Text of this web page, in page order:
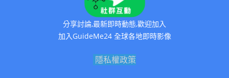
分享討論,最新即時動態,歡迎加入
加入GuideMe24 全球各地即時影像
隱私權政策